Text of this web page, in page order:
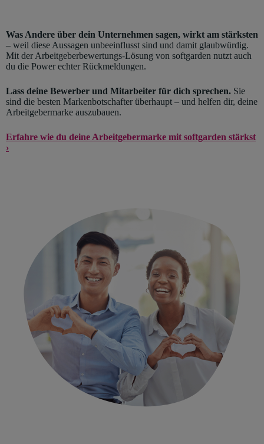
Was Andere über dein Unternehmen sagen, wirkt am stärksten
– weil diese Aussagen unbeeinflusst sind und damit glaubwürdig.
Mit der Arbeitgeberbewertungs-Lösung von softgarden nutzt auch
du die Power echter Rückmeldungen.
Lass deine Bewerber und Mitarbeiter für dich sprechen. Sie
sind die besten Markenbotschafter überhaupt – und helfen dir, deine
Arbeitgebermarke auszubauen.
Erfahre wie du deine Arbeitgebermarke mit softgarden stärkst
›